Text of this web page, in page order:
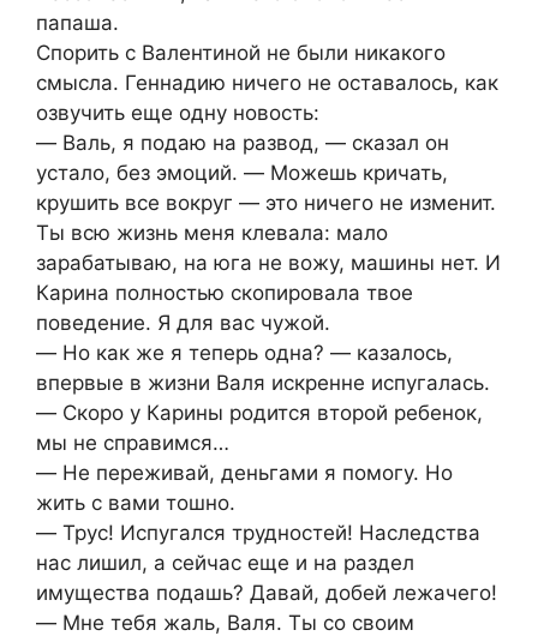
папаша.
Спорить с Валентиной не были никакого
смысла. Геннадию ничего не оставалось, как
озвучить еще одну новость:
― Валь, я подаю на развод, ― сказал он
устало, без эмоций. ― Можешь кричать,
крушить все вокруг ― это ничего не изменит.
Ты всю жизнь меня клевала: мало
зарабатываю, на юга не вожу, машины нет. И
Карина полностью скопировала твое
поведение. Я для вас чужой.
― Но как же я теперь одна? ― казалось,
впервые в жизни Валя искренне испугалась.
― Скоро у Карины родится второй ребенок,
мы не справимся…
― Не переживай, деньгами я помогу. Но
жить с вами тошно.
― Трус! Испугался трудностей! Наследства
нас лишил, а сейчас еще и на раздел
имущества подашь? Давай, добей лежачего!
― Мне тебя жаль, Валя. Ты со своим